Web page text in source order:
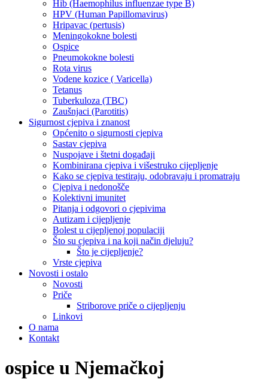
Hib (Haemophilus influenzae type B)
HPV (Human Papillomavirus)
Hripavac (pertusis)
Meningokokne bolesti
Ospice
Pneumokokne bolesti
Rota virus
Vodene kozice ( Varicella)
Tetanus
Tuberkuloza (TBC)
Zaušnjaci (Parotitis)
Sigurnost cjepiva i znanost
Općenito o sigurnosti cjepiva
Sastav cjepiva
Nuspojave i štetni događaji
Kombinirana cjepiva i višestruko cijepljenje
Kako se cjepiva testiraju, odobravaju i promatraju
Cjepiva i nedonošče
Kolektivni imunitet
Pitanja i odgovori o cjepivima
Autizam i cijepljenje
Bolest u cijepljenoj populaciji
Što su cjepiva i na koji način djeluju?
Što je cijepljenje?
Vrste cjepiva
Novosti i ostalo
Novosti
Priče
Striborove priče o cijepljenju
Linkovi
O nama
Kontakt
ospice u Njemačkoj